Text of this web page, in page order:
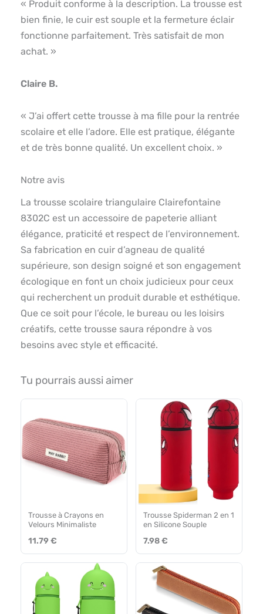
« Produit conforme à la description. La trousse est
bien finie, le cuir est souple et la fermeture éclair
fonctionne parfaitement. Très satisfait de mon
achat. »
Claire B.
« J’ai offert cette trousse à ma fille pour la rentrée
scolaire et elle l’adore. Elle est pratique, élégante
et de très bonne qualité. Un excellent choix. »
Notre avis
La trousse scolaire triangulaire Clairefontaine
8302C est un accessoire de papeterie alliant
élégance, praticité et respect de l’environnement.
Sa fabrication en cuir d’agneau de qualité
supérieure, son design soigné et son engagement
écologique en font un choix judicieux pour ceux
qui recherchent un produit durable et esthétique.
Que ce soit pour l’école, le bureau ou les loisirs
créatifs, cette trousse saura répondre à vos
besoins avec style et efficacité.
Tu pourrais aussi aimer
Trousse à Crayons en
Velours Minimaliste
11.79 €
Trousse Spiderman 2 en 1
en Silicone Souple
7.98 €